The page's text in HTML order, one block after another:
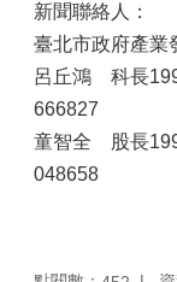
新聞聯絡人：
臺北市政府產業
呂丘鴻 科長
666827
童智全 股長
048658